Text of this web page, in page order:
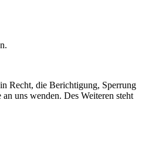
Recht, die Berichtigung, Sperrung
uns wenden. Des Weiteren steht